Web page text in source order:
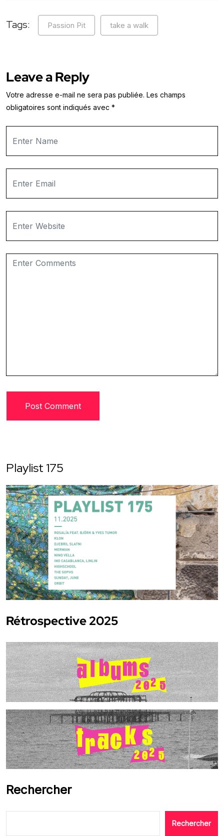
Tags: Passion Pit take a walk
Leave a Reply
Votre adresse e-mail ne sera pas publiée. Les champs
obligatoires sont indiqués avec *
Playlist 175
Rétrospective 2025
Rechercher
Rechercher